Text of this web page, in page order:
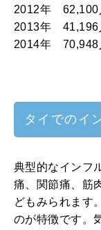
2012年 62,100
2013年 41,196
2014年 70,948
タイでのイ
典型的なインフ
痛、関節痛、筋
どもみられます
のが特徴です。